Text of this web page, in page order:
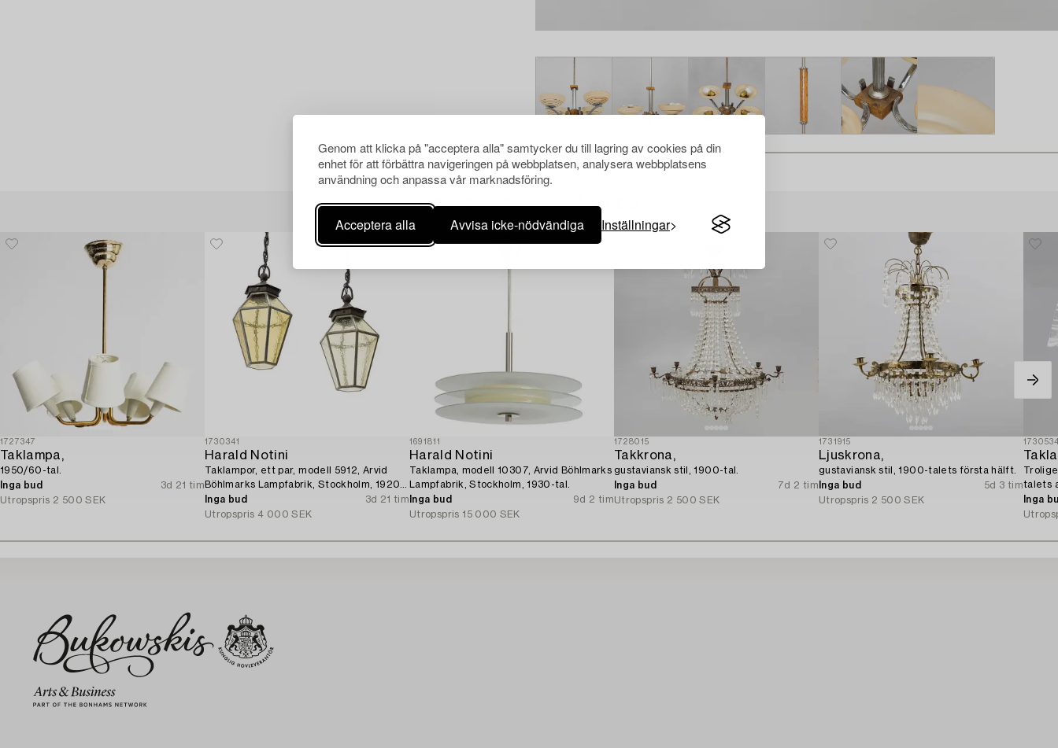
Genom att klicka på "acceptera alla" samtycker du till lagring av cookies på din
enhet för att förbättra navigeringen på webbplatsen, analysera webbplatsens
användning och anpassa vår marknadsföring.
Acceptera alla Avvisa icke-nödvändiga Inställningar
Andra har även tittat på
1727347
Taklampa,
1950/60-tal.
Inga bud
3d 21 tim
Utropspris 2 500 SEK
1730341
Harald Notini
Taklampor, ett par, modell 5912, Arvid
Böhlmarks Lampfabrik, Stockholm, 1920-
tal.
Inga bud
3d 21 tim
Utropspris 4 000 SEK
1691811
Harald Notini
Taklampa, modell 10307, Arvid Böhlmarks
Lampfabrik, Stockholm, 1930-tal.
Inga bud
9d 2 tim
Utropspris 15 000 SEK
1728015
Takkrona,
gustaviansk stil, 1900-tal.
Inga bud
7d 2 tim
Utropspris 2 500 SEK
1731915
Ljuskrona,
gustaviansk stil, 1900-talets första hälft.
Inga bud
5d 3 tim
Utropspris 2 500 SEK
talets
Inga